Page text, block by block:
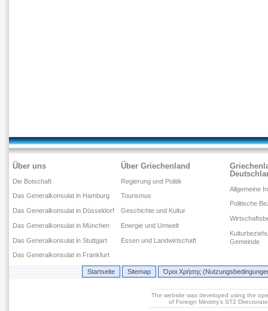
Über uns
Die Botschaft
Das Generalkonsulat in Hamburg
Das Generalkonsulat in Düsseldorf
Das Generalkonsulat in München
Das Generalkonsulat in Stuttgart
Das Generalkonsulat in Frankfurt
Über Griechenland
Regierung und Politik
Tourismus
Geschichte und Kultur
Energie und Umwelt
Essen und Landwirtschaft
Allgemeine
Politische
Gemeinde
Startseite Sitemap Όροι Χρήσης
The website was developed using the
of Foreign Ministry's ST2